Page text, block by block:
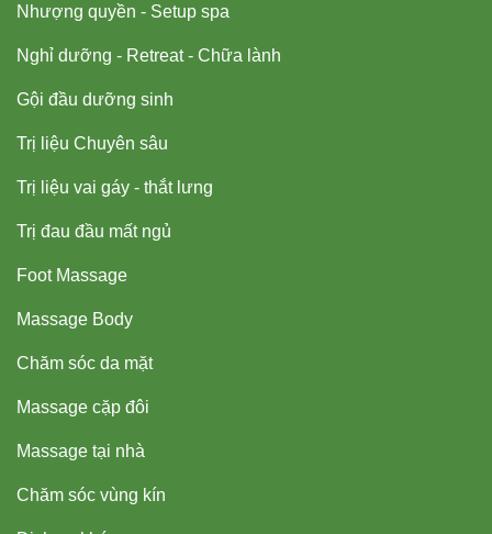
Nhượng quyền - Setup spa
Nghỉ dưỡng - Retreat - Chữa lành
Gội đầu dưỡng sinh
Trị liệu Chuyên sâu
Trị liệu vai gáy - thắt lưng
Trị đau đầu mất ngủ
Foot Massage
Massage Body
Chăm sóc da mặt
Massage cặp đôi
Massage tại nhà
Chăm sóc vùng kín